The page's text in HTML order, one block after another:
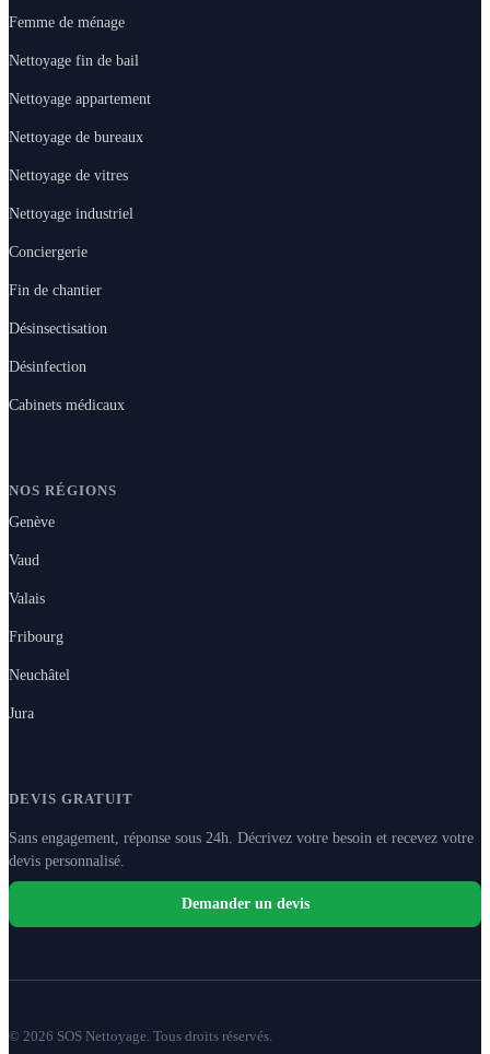
Femme de ménage
Nettoyage fin de bail
Nettoyage appartement
Nettoyage de bureaux
Nettoyage de vitres
Nettoyage industriel
Conciergerie
Fin de chantier
Désinsectisation
Désinfection
Cabinets médicaux
NOS RÉGIONS
Genève
Vaud
Valais
Fribourg
Neuchâtel
Jura
DEVIS GRATUIT
Sans engagement, réponse sous 24h. Décrivez votre besoin et recevez votre
devis personnalisé.
Demander un devis
© 2026 SOS Nettoyage. Tous droits réservés.